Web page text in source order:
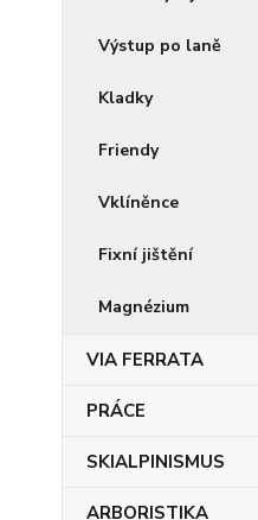
Výstup po laně
Kladky
Friendy
Vklíněnce
Fixní jištění
Magnézium
VIA FERRATA
PRÁCE
SKIALPINISMUS
ARBORISTIKA